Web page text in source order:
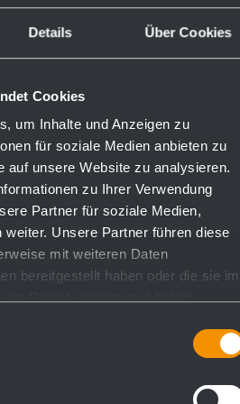
Details Über Cookies
Cookies
um Inhalte und Anzeigen zu
für soziale Medien anbieten zu
auf unsere Website zu analysieren.
zu Ihrer Verwendung
Partner für soziale Medien,
weiter. Unsere Partner führen diese
mit weiteren Daten
bereitgestellt haben oder die sie im
montaggio.
Numeri d'ordine
923942